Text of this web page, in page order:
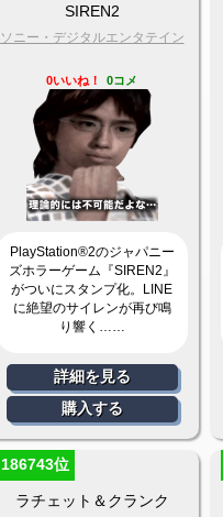
SIREN2
ソニー・デジタルエンタテイン
0いいね！ 0コメ
PlayStation®2のジャパニー
ズホラーゲーム『SIREN2』
がついにスタンプ化。LINE
に絶望のサイレンが再び鳴
り響く……
詳細を見る
購入する
186743位
ラチェット＆クランク